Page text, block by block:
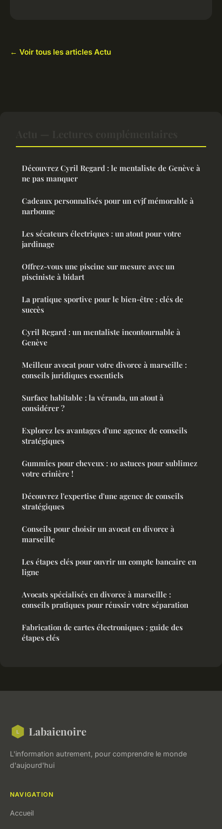
← Voir tous les articles Actu
Découvrez Cyril Regard : le mentaliste de Genève à
ne pas manquer
Cadeaux personnalisés pour un evjf mémorable à
narbonne
Les sécateurs électriques : un atout pour votre
jardinage
Offrez-vous une piscine sur mesure avec un
pisciniste à bidart
La pratique sportive pour le bien-être : clés de
succès
Cyril Regard : un mentaliste incontournable à
Genève
Meilleur avocat pour votre divorce à marseille :
conseils juridiques essentiels
Surface habitable : la véranda, un atout à
considérer ?
Explorez les avantages d'une agence de conseils
stratégiques
Gummies pour cheveux : 10 astuces pour sublimez
votre crinière !
Découvrez l'expertise d'une agence de conseils
stratégiques
Conseils pour choisir un avocat en divorce à
marseille
Les étapes clés pour ouvrir un compte bancaire en
ligne
Avocats spécialisés en divorce à marseille :
conseils pratiques pour réussir votre séparation
Fabrication de cartes électroniques : guide des
étapes clés
Labaienoire
L'information autrement, pour comprendre le monde
d'aujourd'hui
NAVIGATION
Accueil